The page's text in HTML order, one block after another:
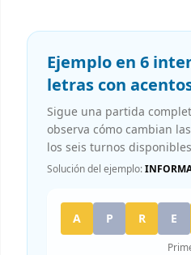
Ejemplo en 6
letras con
Sigue una partida
observa cómo cambian
los seis turnos
Solución del ejemplo:
A P R E